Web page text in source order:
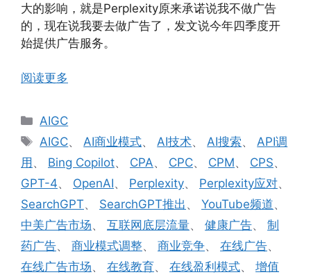
大的影响，就是Perplexity原来承诺说我不做广告
的，现在说我要去做广告了，发文说今年四季度开
始提供广告服务。
阅读更多
分
类
AIGC
标
签
AIGC、AI商业模式、AI技术、AI搜索、API调
用 、 Bing Copilot、 CPA、 CPC、 CPM、 CPS、
GPT-4、 OpenAI、 Perplexity、 Perplexity应对、
SearchGPT、 SearchGPT推出 、 YouTube频道、
中美广告市场、 互联网底层流量、 健康广告、 制
药广告、 商业模式调整、 商业竞争、 在线广告、
在线广告市场、 在线教育、 在线盈利模式、 增值